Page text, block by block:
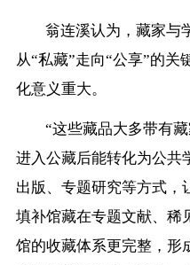
翁连溪认为，藏家与
从“私藏”走向“公享”的
化意义重大。
“这些藏品大多带有
进入公藏后能转化为公共
出版、专题研究等方式，
填补馆藏在专题文献、稀
馆的收藏体系更完整，形